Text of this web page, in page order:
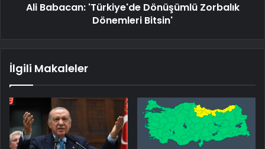
Ali Babacan: 'Türkiye'de Dönüşümlü Zorbalık
Dönemleri Bitsin'
İlgili Makaleler